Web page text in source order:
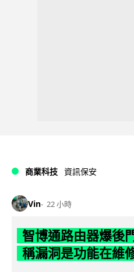
商業科技 資訊保安
Vin 22 小時
智博通路由器爆後
稱漏洞是功能在維